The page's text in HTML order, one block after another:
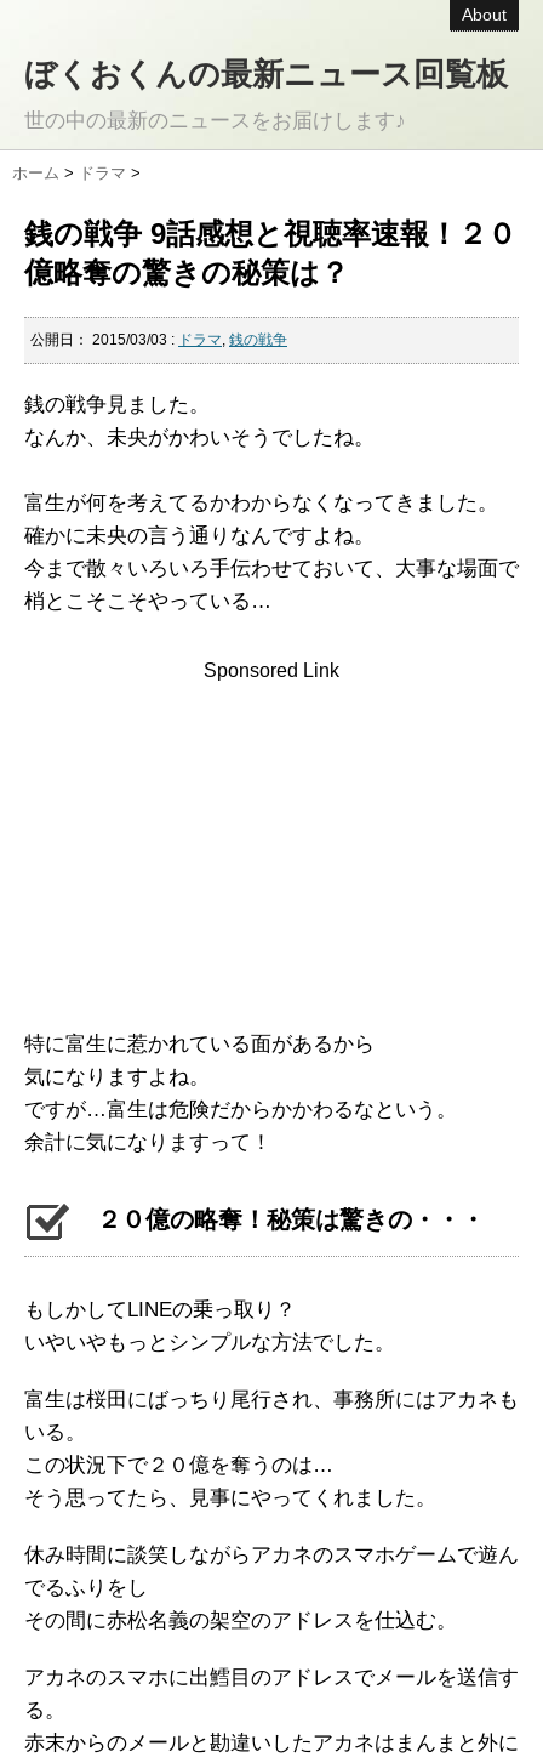
About
ぼくおくんの最新ニュース回覧板
世の中の最新のニュースをお届けします♪
ホーム > ドラマ >
銭の戦争 9話感想と視聴率速報！２０
億略奪の驚きの秘策は？
公開日： 2015/03/03 : ドラマ, 銭の戦争
銭の戦争見ました。
なんか、未央がかわいそうでしたね。
富生が何を考えてるかわからなくなってきました。
確かに未央の言う通りなんですよね。
今まで散々いろいろ手伝わせておいて、大事な場面で
梢とこそこそやっている…
Sponsored Link
特に富生に惹かれている面があるから
気になりますよね。
ですが…富生は危険だからかかわるなという。
余計に気になりますって！
２０億の略奪！秘策は驚きの・・・
もしかしてLINEの乗っ取り？
いやいやもっとシンプルな方法でした。
富生は桜田にばっちり尾行され、事務所にはアカネも
いる。
この状況下で２０億を奪うのは…
そう思ってたら、見事にやってくれました。
休み時間に談笑しながらアカネのスマホゲームで遊ん
でるふりをし
その間に赤松名義の架空のアドレスを仕込む。
アカネのスマホに出鱈目のアドレスでメールを送信す
る。
赤末からのメールと勘違いしたアカネはまんまと外に